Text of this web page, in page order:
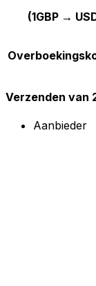
(1GBP →
Verzenden van
Aanbieder